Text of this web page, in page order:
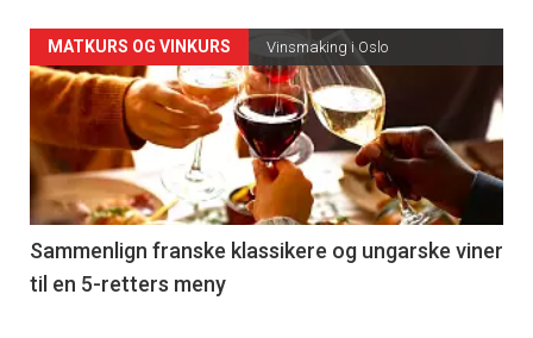
Forsiden
akkurat
nå
-
5
MATKURS OG VINKURS Vinsmaking i Oslo
Sammenlign franske klassikere og ungarske viner
til en 5-retters meny